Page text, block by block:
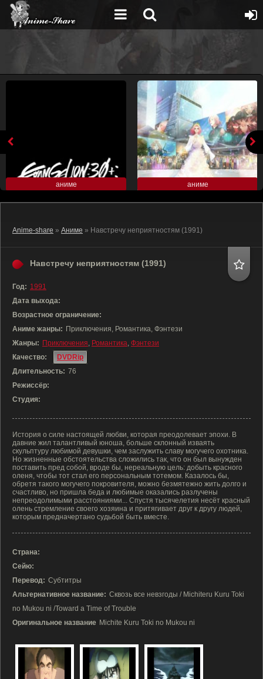
аниме аниме
Anime-share » Аниме » Навстречу неприятностям (1991)
Навстречу неприятностям (1991)
Год: 1991
Дата выхода:
Возрастное ограничение:
Аниме жанры: Приключения, Романтика, Фэнтези
Жанры: Приключения, Романтика, Фэнтези
Качество:
DVDRip
Длительность: 76
Режиссёр:
Студия:
История о силе настоящей любви, которая преодолевает эпохи. В
давние жил талантливый юноша, больше склонный изваять
скульптуру любимой девушки, чем заслужить славу могучего охотника.
Но жизненные обстоятельства сложились так, что он был вынужден
поставить пред собой, вроде бы, нереальную цель: добыть красного
оленя, чтобы тот стал его персональным тотемом. Казалось бы,
обретя такого могучего покровителя, можно безмятежно жить долго и
счастливо, но пришла беда и любимые оказались разлучены
непреодолимыми расстояниями... Спустя тысячелетия несёт красный
олень стремление своего хозяина и притягивает друг к другу людей,
которым предначертано судьбой быть вместе.
Страна:
Сейю:
Перевод: Субтитры
Альтернативное название: Сквозь все невзгоды / Michiteru Kuru Toki
no Mukou ni /Toward a Time of Trouble
Оригинальное название Michite Kuru Toki no Mukou ni